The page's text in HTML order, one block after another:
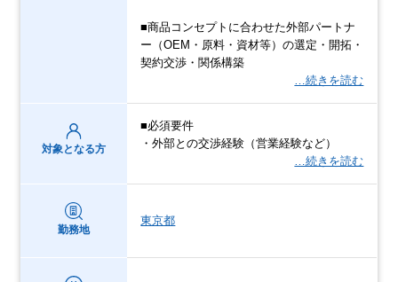
■商品コンセプトに合わせた外部パートナ
ー（OEM・原料・資材等）の選定・開拓・
契約交渉・関係構築
…続きを読む
対象となる方
■必須要件
・外部との交渉経験（営業経験など）
…続きを読む
勤務地
東京都